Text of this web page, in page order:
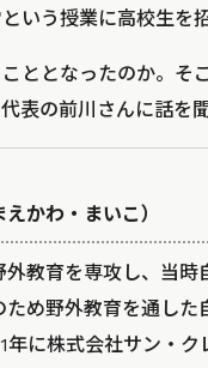
いう授業に高校生を
ととなったのか。そ
表の前川さんに話を聞
かわ・まいこ）
外教育を専攻し、当
ため野外教育を通し
年に株式会社サン・